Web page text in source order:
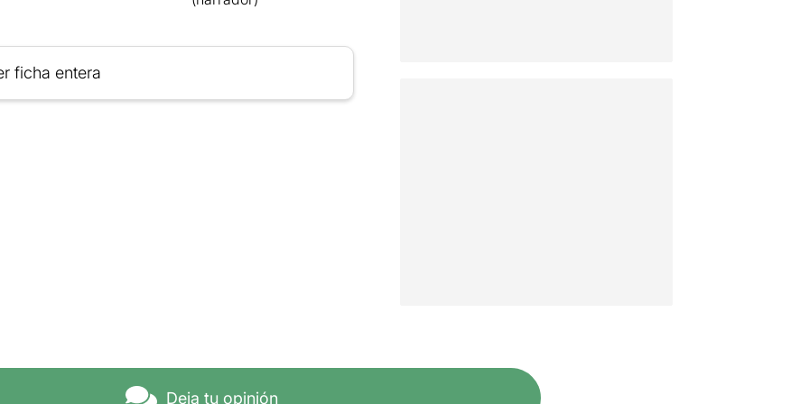
ficha entera
Deja tu opinión